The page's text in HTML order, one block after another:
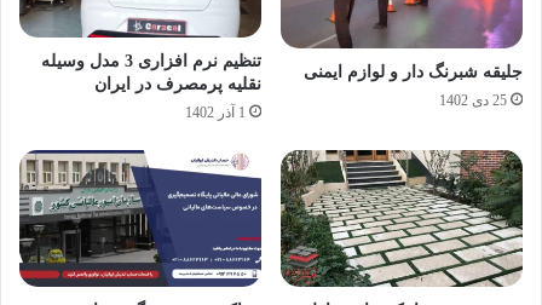
جلیقه شبرنگ دار و لوازم ایمنی
25 دی 1402
تنظیم نرم افزاری 3 مدل وسیله
نقلیه پرمصرف در ایران
1 آذر 1402